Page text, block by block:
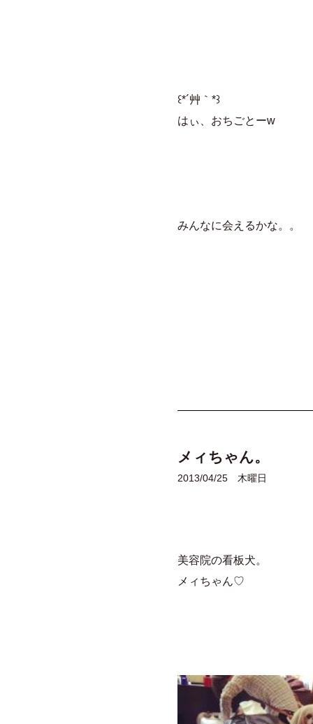
꒰*´艸｀*꒱
はぃ、おちごとーw
みんなに会えるかな。。
メィちゃん。
2013/04/25 木曜日
美容院の看板犬。
メィちゃん♡